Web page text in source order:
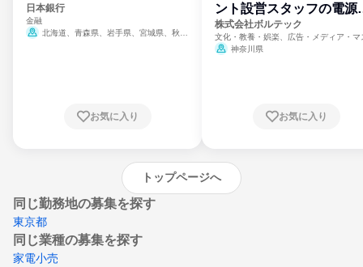
日本銀行
金融
北海道、青森県、岩手県、宮城県、秋田
崎県、熊本県、大分県、宮崎県、鹿児島県、
お気に入り
ント設営スタッフの電源
門
株式会社ボルテック
文化・教養・娯楽、広告・メディア・マ
ミ、電力・ガス・水道・エネルギー
神奈川県
お気に入り
トップページへ
同じ勤務地の募集を探す
東京都
同じ業種の募集を探す
家電小売